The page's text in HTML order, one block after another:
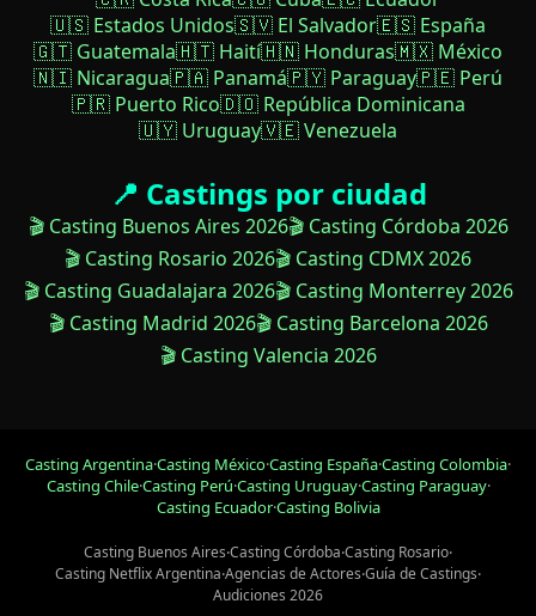
🇺🇸 Estados Unidos🇸🇻 El Salvador🇪🇸 España
🇬🇹 Guatemala🇭🇹 Haití🇭🇳 Honduras🇲🇽 México
🇳🇮 Nicaragua🇵🇦 Panamá🇵🇾 Paraguay🇵🇪 Perú
🇵🇷 Puerto Rico🇩🇴 República Dominicana
🇺🇾 Uruguay🇻🇪 Venezuela
📍 Castings por ciudad
🎬 Casting Buenos Aires 2026🎬 Casting Córdoba 2026
🎬 Casting Rosario 2026🎬 Casting CDMX 2026
🎬 Casting Guadalajara 2026🎬 Casting Monterrey 2026
🎬 Casting Madrid 2026🎬 Casting Barcelona 2026
🎬 Casting Valencia 2026
Casting Argentina·Casting México·Casting España·Casting Colombia·
Casting Chile·Casting Perú·Casting Uruguay·Casting Paraguay·
Casting Ecuador·Casting Bolivia
Casting Buenos Aires·Casting Córdoba·Casting Rosario·
Casting Netflix Argentina·Agencias de Actores·Guía de Castings·
Audiciones 2026